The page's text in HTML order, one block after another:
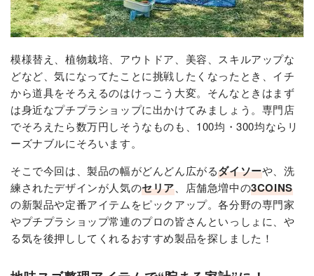
模様替え、植物栽培、アウトドア、美容、スキルアップな
どなど、気になってたことに挑戦したくなったとき、イチ
から道具をそろえるのはけっこう大変。そんなときはまず
は身近なプチプラショップに出かけてみましょう。専門店
でそろえたら数万円しそうなものも、100均・300均ならリ
ーズナブルにそろいます。
そこで今回は、製品の幅がどんどん広がるダイソーや、洗
練されたデザインが人気のセリア、店舗急増中の3COINS
の新製品や定番アイテムをピックアップ。各分野の専門家
やプチプラショップ常連のプロの皆さんといっしょに、や
る気を後押ししてくれるおすすめ製品を探しました！